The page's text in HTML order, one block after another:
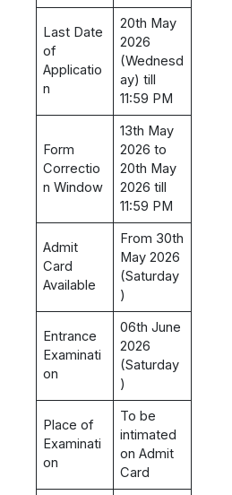
Last Date
of
Applicatio
n
20th May
2026
(Wednesd
ay) till
11:59 PM
Form
Correctio
n Window
13th May
2026 to
20th May
2026 till
11:59 PM
Admit
Card
Available
From 30th
May 2026
(Saturday
)
Entrance
Examinati
on
06th June
2026
(Saturday
)
Place of
Examinati
on
To be
intimated
on Admit
Card